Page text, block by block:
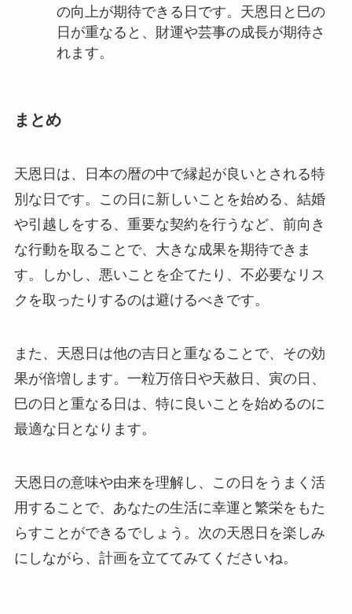
の向上が期待できる日です。天恩日と巳の
日が重なると、財運や芸事の成長が期待さ
れます。
まとめ
天恩日は、日本の暦の中で縁起が良いとされる特
別な日です。この日に新しいことを始める、結婚
や引越しをする、重要な契約を行うなど、前向き
な行動を取ることで、大きな成果を期待できま
す。しかし、悪いことを企てたり、不必要なリス
クを取ったりするのは避けるべきです。
また、天恩日は他の吉日と重なることで、その効
果が倍増します。一粒万倍日や天赦日、寅の日、
巳の日と重なる日は、特に良いことを始めるのに
最適な日となります。
天恩日の意味や由来を理解し、この日をうまく活
用することで、あなたの生活に幸運と繁栄をもた
らすことができるでしょう。次の天恩日を楽しみ
にしながら、計画を立ててみてくださいね。